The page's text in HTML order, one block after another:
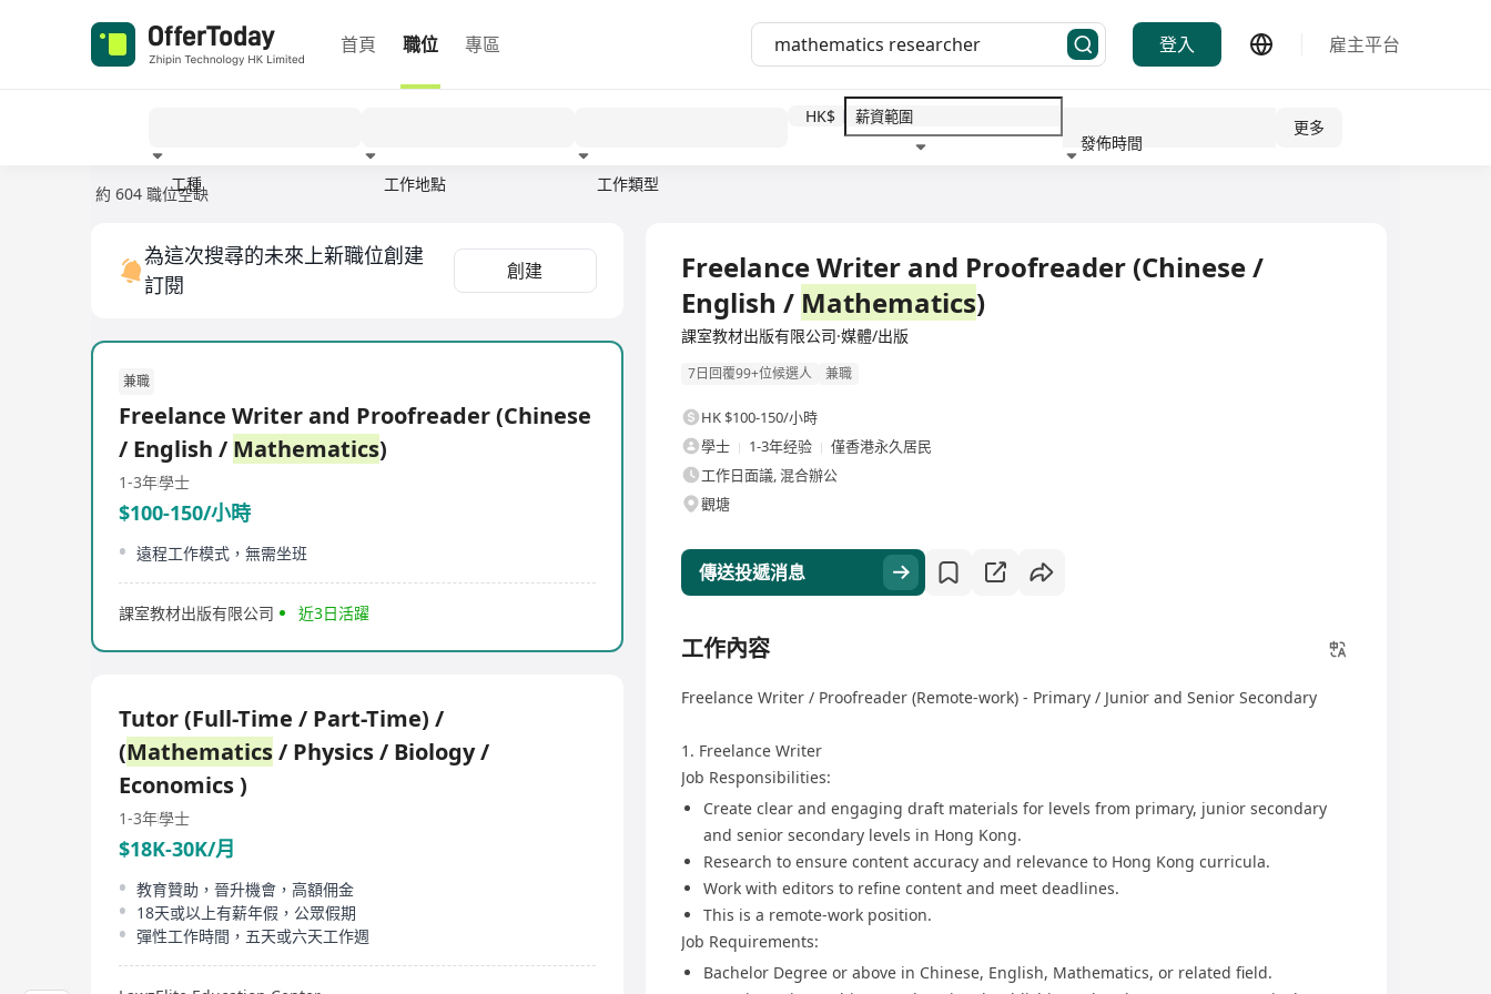
首頁 職位 專區 登入 雇主平台
工種 工作地點 工作類型
HK$
發佈時間
更多
約 604 職位空缺
為這次搜尋的未來上新職位創建
訂閱
創建
兼職
Freelance Writer and Proofreader (Chinese
/ English / Mathematics)
1-3年學士
$100-150/小時
遠程工作模式，無需坐班
課室教材出版有限公司 近3日活躍
Tutor (Full-Time / Part-Time) /
(Mathematics/ Physics / Biology /
Economics )
1-3年學士
$18K-30K/月
教育贊助，晉升機會，高額佣金
18天或以上有薪年假，公眾假期
彈性工作時間，五天或六天工作週
Freelance Writer and Proofreader (Chinese /
English / Mathematics)
課室教材出版有限公司·媒體/出版
7日回覆99+位候選人 兼職
HK $100-150/小時
學士
1-3年经验
僅香港永久居民
工作日面議, 混合辦公
觀塘
傳送投遞消息
工作內容
Freelance Writer / Proofreader (Remote-work) - Primary / Junior and Senior Secondary
1. Freelance Writer
Job Responsibilities:
Create clear and engaging draft materials for levels from primary, junior secondary
and senior secondary levels in Hong Kong.
Research to ensure content accuracy and relevance to Hong Kong curricula.
Work with editors to refine content and meet deadlines.
This is a remote-work position.
Job Requirements:
Bachelor Degree or above in Chinese, English, Mathematics, or related field.